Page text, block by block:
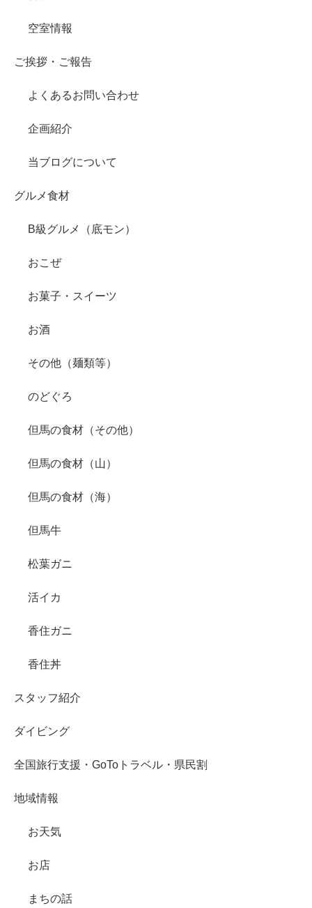
空室情報
ご挨拶・ご報告
よくあるお問い合わせ
企画紹介
当ブログについて
グルメ食材
B級グルメ（底モン）
おこぜ
お菓子・スイーツ
お酒
その他（麺類等）
のどぐろ
但馬の食材（その他）
但馬の食材（山）
但馬の食材（海）
但馬牛
松葉ガニ
活イカ
香住ガニ
香住丼
スタッフ紹介
ダイビング
全国旅行支援・GoToトラベル・県民割
地域情報
お天気
お店
まちの話